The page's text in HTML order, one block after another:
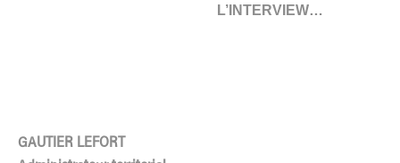
L’INTERVIEW…
GAUTIER LEFORT